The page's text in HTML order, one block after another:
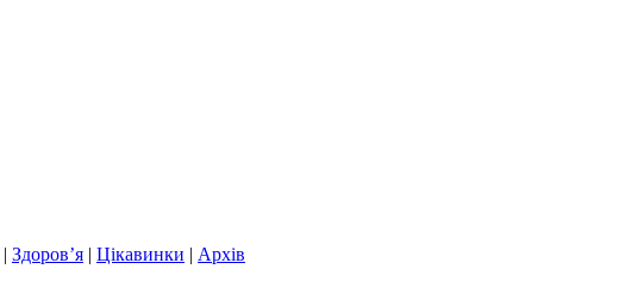
| Здоров’я | Цікавинки | Архів